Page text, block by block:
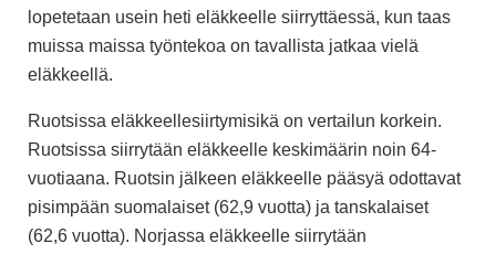
lopetetaan usein heti eläkkeelle siirryttäessä, kun taas
muissa maissa työntekoa on tavallista jatkaa vielä
eläkkeellä.
Ruotsissa eläkkeellesiirtymisikä on vertailun korkein.
Ruotsissa siirrytään eläkkeelle keskimäärin noin 64-
vuotiaana. Ruotsin jälkeen eläkkeelle pääsyä odottavat
pisimpään suomalaiset (62,9 vuotta) ja tanskalaiset
(62,6 vuotta). Norjassa eläkkeelle siirrytään